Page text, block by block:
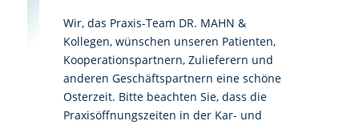
Wir, das Praxis-Team DR. MAHN &
Kollegen, wünschen unseren Patienten,
Kooperationspartnern, Zulieferern und
anderen Geschäftspartnern eine schöne
Osterzeit. Bitte beachten Sie, dass die
Praxisöffnungszeiten in der Kar- und